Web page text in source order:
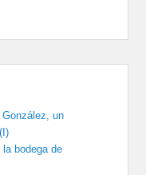
González, un
bodega de